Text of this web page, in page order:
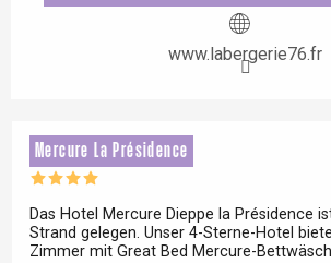
www.labergerie76.fr
Mercure La Présidence
Das Hotel Mercure Dieppe la Présidence
Strand gelegen. Unser 4-Sterne-Hotel
Zimmer mit Great Bed Mercure-